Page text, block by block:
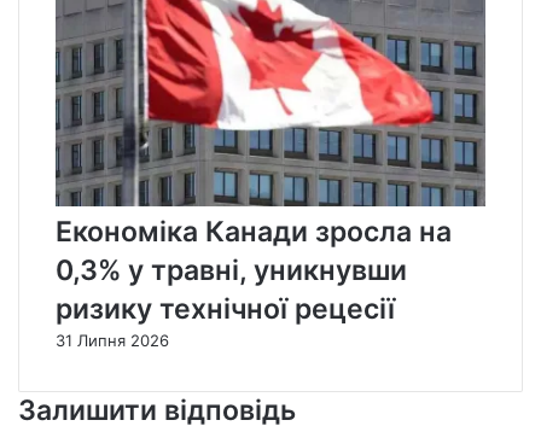
Економіка Канади зросла на
0,3% у травні, уникнувши
ризику технічної рецесії
31 Липня 2026
Залишити відповідь